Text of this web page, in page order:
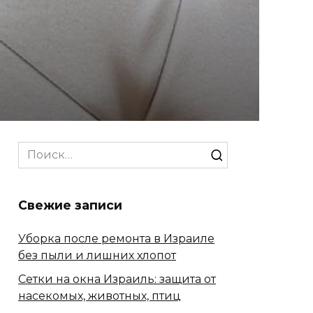
Search
for:
Свежие записи
Уборка после ремонта в Израиле
без пыли и лишних хлопот
Сетки на окна Израиль: защита от
насекомых, животных, птиц